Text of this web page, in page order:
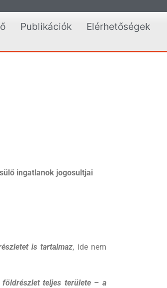
Publikációk
Elérhetőségek
ingatlanok jogosultjai
is tartalmaz, ide nem
teljes területe – a